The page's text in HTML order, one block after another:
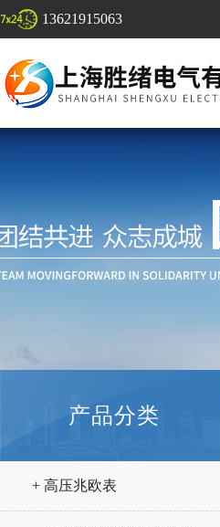
13621915063
产品分类
+ 高压兆欧表